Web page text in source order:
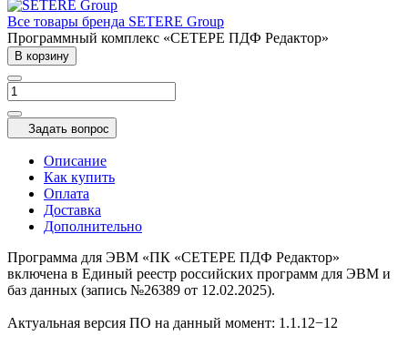
Все товары бренда SETERE Group
Программный комплекс «СЕТЕРЕ ПДФ Редактор»
В корзину
Задать вопрос
Описание
Как купить
Оплата
Доставка
Дополнительно
Программа для ЭВМ «ПК «СЕТЕРЕ ПДФ Редактор»
включена в Единый реестр российских программ для ЭВМ и
баз данных (запись №26389 от 12.02.2025).
Актуальная версия ПО на данный момент: 1.1.12−12